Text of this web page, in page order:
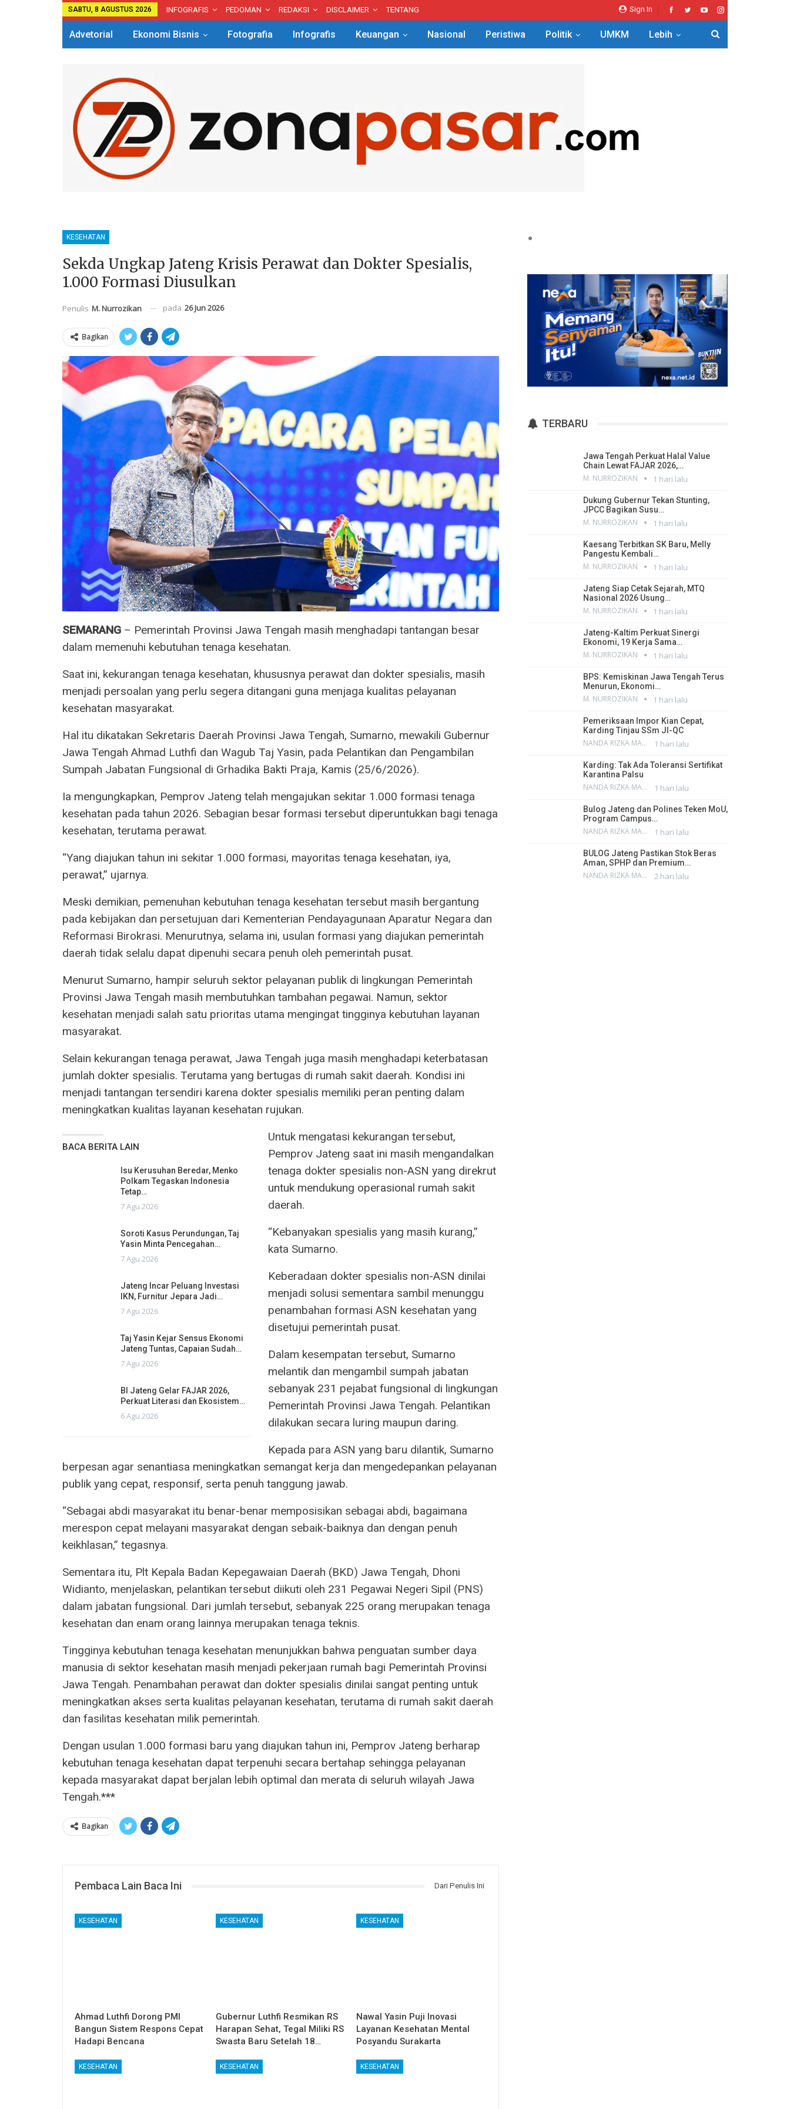
Sign In
SABTU, 8 AGUSTUS 2026 INFOGRAFIS PEDOMAN REDAKSI DISCLAIMER TENTANG
Advetorial Ekonomi Bisnis Fotografia Infografis Keuangan Nasional Peristiwa Politik UMKM Lebih
KESEHATAN
Sekda Ungkap Jateng Krisis Perawat dan Dokter Spesialis,
1.000 Formasi Diusulkan
Penulis M. Nurrozikan pada 26 Jun 2026
Bagikan
SEMARANG – Pemerintah Provinsi Jawa Tengah masih menghadapi tantangan besar
dalam memenuhi kebutuhan tenaga kesehatan.
Saat ini, kekurangan tenaga kesehatan, khususnya perawat dan dokter spesialis, masih
menjadi persoalan yang perlu segera ditangani guna menjaga kualitas pelayanan
kesehatan masyarakat.
Hal itu dikatakan Sekretaris Daerah Provinsi Jawa Tengah, Sumarno, mewakili Gubernur
Jawa Tengah Ahmad Luthfi dan Wagub Taj Yasin, pada Pelantikan dan Pengambilan
Sumpah Jabatan Fungsional di Grhadika Bakti Praja, Kamis (25/6/2026).
Ia mengungkapkan, Pemprov Jateng telah mengajukan sekitar 1.000 formasi tenaga
kesehatan pada tahun 2026. Sebagian besar formasi tersebut diperuntukkan bagi tenaga
kesehatan, terutama perawat.
“Yang diajukan tahun ini sekitar 1.000 formasi, mayoritas tenaga kesehatan, iya,
perawat,” ujarnya.
Meski demikian, pemenuhan kebutuhan tenaga kesehatan tersebut masih bergantung
pada kebijakan dan persetujuan dari Kementerian Pendayagunaan Aparatur Negara dan
Reformasi Birokrasi. Menurutnya, selama ini, usulan formasi yang diajukan pemerintah
daerah tidak selalu dapat dipenuhi secara penuh oleh pemerintah pusat.
Menurut Sumarno, hampir seluruh sektor pelayanan publik di lingkungan Pemerintah
Provinsi Jawa Tengah masih membutuhkan tambahan pegawai. Namun, sektor
kesehatan menjadi salah satu prioritas utama mengingat tingginya kebutuhan layanan
masyarakat.
Selain kekurangan tenaga perawat, Jawa Tengah juga masih menghadapi keterbatasan
jumlah dokter spesialis. Terutama yang bertugas di rumah sakit daerah. Kondisi ini
menjadi tantangan tersendiri karena dokter spesialis memiliki peran penting dalam
meningkatkan kualitas layanan kesehatan rujukan.
BACA BERITA LAIN
Isu Kerusuhan Beredar, Menko
Polkam Tegaskan Indonesia
Tetap…
7 Agu 2026
Soroti Kasus Perundungan, Taj
Yasin Minta Pencegahan…
7 Agu 2026
Jateng Incar Peluang Investasi
IKN, Furnitur Jepara Jadi…
7 Agu 2026
Taj Yasin Kejar Sensus Ekonomi
Jateng Tuntas, Capaian Sudah…
7 Agu 2026
BI Jateng Gelar FAJAR 2026,
Perkuat Literasi dan Ekosistem…
6 Agu 2026
Untuk mengatasi kekurangan tersebut,
Pemprov Jateng saat ini masih mengandalkan
tenaga dokter spesialis non-ASN yang direkrut
untuk mendukung operasional rumah sakit
daerah.
“Kebanyakan spesialis yang masih kurang,”
kata Sumarno.
Keberadaan dokter spesialis non-ASN dinilai
menjadi solusi sementara sambil menunggu
penambahan formasi ASN kesehatan yang
disetujui pemerintah pusat.
Dalam kesempatan tersebut, Sumarno
melantik dan mengambil sumpah jabatan
sebanyak 231 pejabat fungsional di lingkungan
Pemerintah Provinsi Jawa Tengah. Pelantikan
dilakukan secara luring maupun daring.
Kepada para ASN yang baru dilantik, Sumarno
berpesan agar senantiasa meningkatkan semangat kerja dan mengedepankan pelayanan
publik yang cepat, responsif, serta penuh tanggung jawab.
“Sebagai abdi masyarakat itu benar-benar memposisikan sebagai abdi, bagaimana
merespon cepat melayani masyarakat dengan sebaik-baiknya dan dengan penuh
keikhlasan,” tegasnya.
Sementara itu, Plt Kepala Badan Kepegawaian Daerah (BKD) Jawa Tengah, Dhoni
Widianto, menjelaskan, pelantikan tersebut diikuti oleh 231 Pegawai Negeri Sipil (PNS)
dalam jabatan fungsional. Dari jumlah tersebut, sebanyak 225 orang merupakan tenaga
kesehatan dan enam orang lainnya merupakan tenaga teknis.
Tingginya kebutuhan tenaga kesehatan menunjukkan bahwa penguatan sumber daya
manusia di sektor kesehatan masih menjadi pekerjaan rumah bagi Pemerintah Provinsi
Jawa Tengah. Penambahan perawat dan dokter spesialis dinilai sangat penting untuk
meningkatkan akses serta kualitas pelayanan kesehatan, terutama di rumah sakit daerah
dan fasilitas kesehatan milik pemerintah.
Dengan usulan 1.000 formasi baru yang diajukan tahun ini, Pemprov Jateng berharap
kebutuhan tenaga kesehatan dapat terpenuhi secara bertahap sehingga pelayanan
kepada masyarakat dapat berjalan lebih optimal dan merata di seluruh wilayah Jawa
Tengah.***
Bagikan
Pembaca Lain Baca Ini Dari Penulis Ini
KESEHATAN
Ahmad Luthfi Dorong PMI
Bangun Sistem Respons Cepat
Hadapi Bencana
KESEHATAN
Gubernur Luthfi Resmikan RS
Harapan Sehat, Tegal Miliki RS
Swasta Baru Setelah 18…
KESEHATAN
Nawal Yasin Puji Inovasi
Layanan Kesehatan Mental
Posyandu Surakarta
KESEHATAN KESEHATAN KESEHATAN
TERBARU
Jawa Tengah Perkuat Halal Value
Chain Lewat FAJAR 2026,…
M. NURROZIKAN 1 hari lalu
Dukung Gubernur Tekan Stunting,
JPCC Bagikan Susu…
M. NURROZIKAN 1 hari lalu
Kaesang Terbitkan SK Baru, Melly
Pangestu Kembali…
M. NURROZIKAN 1 hari lalu
Jateng Siap Cetak Sejarah, MTQ
Nasional 2026 Usung…
M. NURROZIKAN 1 hari lalu
Jateng-Kaltim Perkuat Sinergi
Ekonomi, 19 Kerja Sama…
M. NURROZIKAN 1 hari lalu
BPS: Kemiskinan Jawa Tengah Terus
Menurun, Ekonomi…
M. NURROZIKAN 1 hari lalu
Pemeriksaan Impor Kian Cepat,
Karding Tinjau SSm JI-QC
NANDA RIZKA MAHENDRA 1 hari lalu
Karding: Tak Ada Toleransi Sertifikat
Karantina Palsu
NANDA RIZKA MAHENDRA 1 hari lalu
Bulog Jateng dan Polines Teken MoU,
Program Campus…
NANDA RIZKA MAHENDRA 1 hari lalu
BULOG Jateng Pastikan Stok Beras
Aman, SPHP dan Premium…
NANDA RIZKA MAHENDRA 2 hari lalu